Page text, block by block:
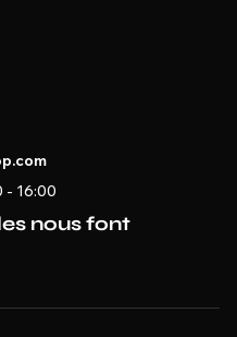
- 16:00
nous font